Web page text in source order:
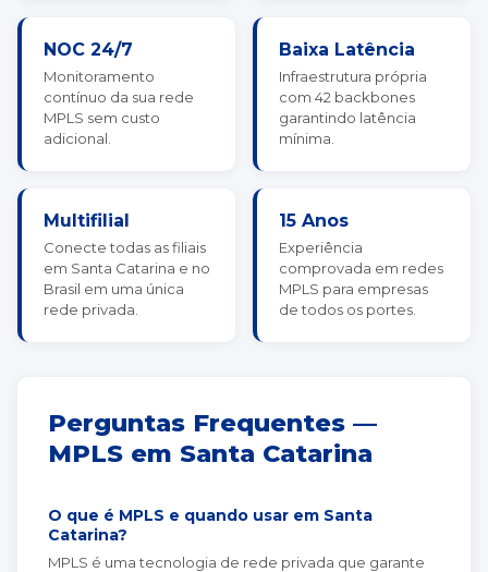
NOC 24/7
Monitoramento
contínuo da sua rede
MPLS sem custo
adicional.
Baixa Latência
Infraestrutura própria
com 42 backbones
garantindo latência
mínima.
Multifilial
Conecte todas as filiais
em Santa Catarina e no
Brasil em uma única
rede privada.
15 Anos
Experiência
comprovada em redes
MPLS para empresas
de todos os portes.
Perguntas Frequentes —
MPLS em Santa Catarina
O que é MPLS e quando usar em Santa
Catarina?
MPLS é uma tecnologia de rede privada que garante